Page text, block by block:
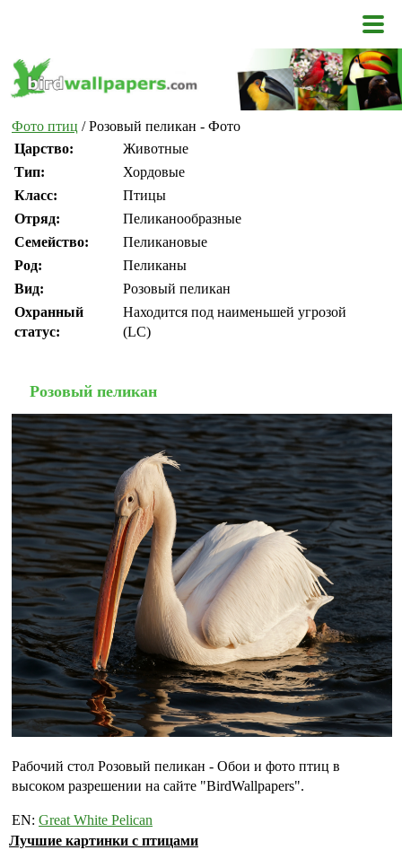
Фото птиц / Розовый пеликан - Фото
Царство:
Животные
Тип:
Хордовые
Класс:
Птицы
Отряд:
Пеликанообразные
Семейство:
Пеликановые
Род:
Пеликаны
Вид:
Розовый пеликан
Охранный
статус:
Находится под наименьшей угрозой
(LC)
Розовый пеликан
Рабочий стол Розовый пеликан - Обои и фото птиц в
высоком разрешении на сайте "BirdWallpapers".
EN: Great White Pelican
Лучшие картинки с птицами